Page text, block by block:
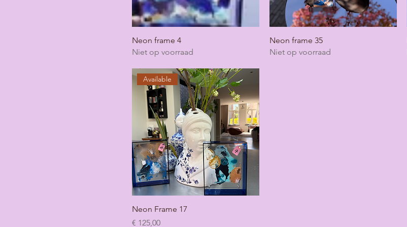
Neon frame 4
Niet op voorraad
Neon frame 35
Niet op voorraad
Available
Neon Frame 17
Prijs
€ 125,00